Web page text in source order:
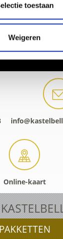
toestaan
Weigeren
Online-kaart
PAKKETTEN